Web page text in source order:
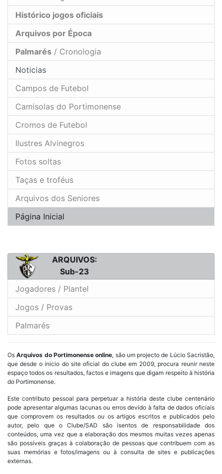
Histórico jogos oficiais
Arquivos por Época
Palmarés / Cronologia
Noticias
Campos de Futebol
Camisolas do Portimonense
Cromos de Futebol
Ilustres Alvinegros
Fotos soltas
Taças e troféus
Arquivos dos Seniores
Página Inicial
ARQUIVOS:
Sub-23
Jogadores / Plantel
Jogos / Provas
Palmarés
OsArquivos do Portimonense online, são um projecto de Lúcio Sacristão,
que desde o inicio do site oficial do clube em 2009, procura reunir neste
espaço todos os resultados, factos e imagens que digam respeito à história
do Portimonense.
Este contributo pessoal para perpetuar a história deste clube centenário
pode apresentar algumas lacunas ou erros devido à falta de dados oficiais
que comprovem os resultados ou os artigos escritos e publicados pelo
autor, pelo que o Clube/SAD são isentos de responsabilidade dos
conteúdos, uma vez que a elaboração dos mesmos muitas vezes apenas
são possíveis graças à colaboração de pessoas que contribuem com as
suas memórias e fotos/imagens ou à consulta de sites e publicações
externas.